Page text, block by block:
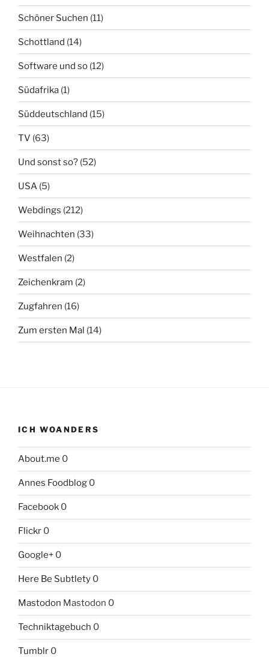
Schöner Suchen (11)
Schottland (14)
Software und so (12)
Südafrika (1)
Süddeutschland (15)
TV (63)
Und sonst so? (52)
USA (5)
Webdings (212)
Weihnachten (33)
Westfalen (2)
Zeichenkram (2)
Zugfahren (16)
Zum ersten Mal (14)
ICH WOANDERS
About.me 0
Annes Foodblog 0
Facebook 0
Flickr 0
Google+ 0
Here Be Subtlety 0
Mastodon Mastodon 0
Techniktagebuch 0
Tumblr 0